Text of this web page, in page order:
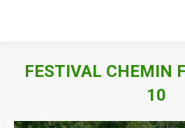
FESTIVAL CHEMIN
10